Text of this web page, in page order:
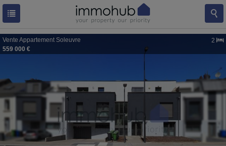
Vente Appartement Soleuvre
2
559 000 €